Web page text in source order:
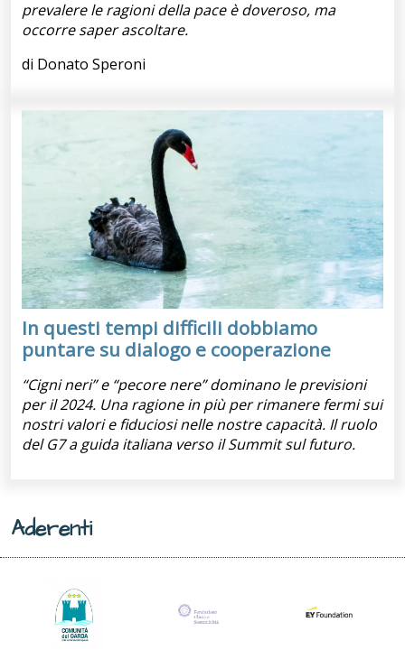
prevalere le ragioni della pace è doveroso, ma
occorre saper ascoltare.
di Donato Speroni
In questi tempi difficili dobbiamo
puntare su dialogo e cooperazione
“Cigni neri” e “pecore nere” dominano le previsioni
per il 2024. Una ragione in più per rimanere fermi sui
nostri valori e fiduciosi nelle nostre capacità. Il ruolo
del G7 a guida italiana verso il Summit sul futuro.
Aderenti